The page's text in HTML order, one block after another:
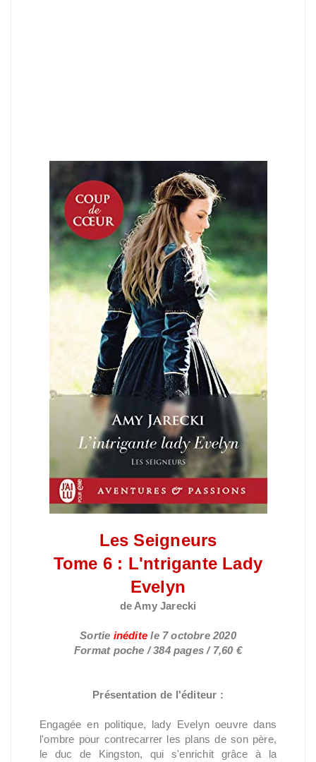
Les Seigneurs
Tome 6 : L'ntrigante Lady
Evelyn
de AmyJarecki
Sortie inédite le 7 octobre 2020
Format poche / 384 pages / 7,60 €
Présentation de l'éditeur :
Engagée en politique, lady Evelyn oeuvre dans
l'ombre pour contrecarrer les plans de son père,
le duc de Kingston, qui s'enrichit grâce à la